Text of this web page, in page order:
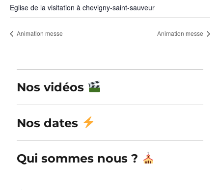
Eglise de la visitation à chevigny-saint-sauveur
Animation messe Animation messe
Nos vidéos
Nos dates
Qui sommes nous ?